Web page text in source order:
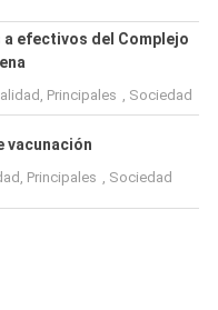
a efectivos del Complejo
, Principales , Sociedad
vacunación
Principales Sociedad